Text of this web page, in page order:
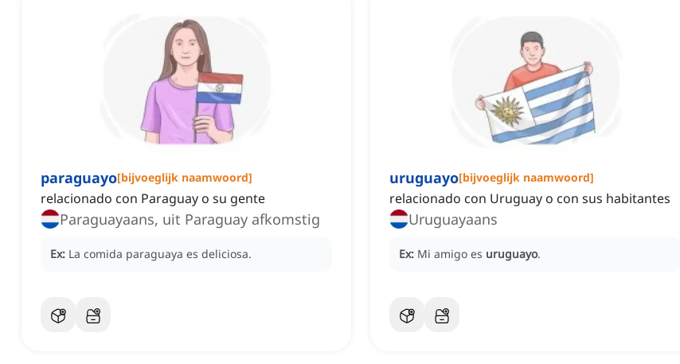
paraguayo[bijvoeglijk naamwoord]
relacionado con Paraguay o su gente
Paraguayaans, uit Paraguay afkomstig
Ex: La comida paraguaya es deliciosa.
uruguayo[bijvoeglijk naamwoord]
relacionado con Uruguay o con sus habitantes
Uruguayaans
Ex: Mi amigo es uruguayo.